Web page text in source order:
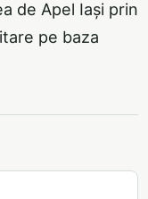
de Apel Iași prin
pe baza